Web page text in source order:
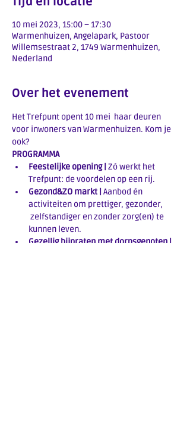
10 mei 2023, 15:00 – 17:30
Warmenhuizen, Angelapark, Pastoor
Willemsestraat 2, 1749 Warmenhuizen,
Nederland
Over het evenement
Het Trefpunt opent 10 mei  haar deuren
voor inwoners van Warmenhuizen. Kom je
ook?
PROGRAMMA
Feestelijke opening | Zó werkt het
Trefpunt: de voordelen op een rij.
Gezond&ZO markt | Aanbod én
activiteiten om prettiger, gezonder,
zelfstandiger en zonder zorg(en) te
kunnen leven.
Gezellig bijpraten met dorpsgenoten |